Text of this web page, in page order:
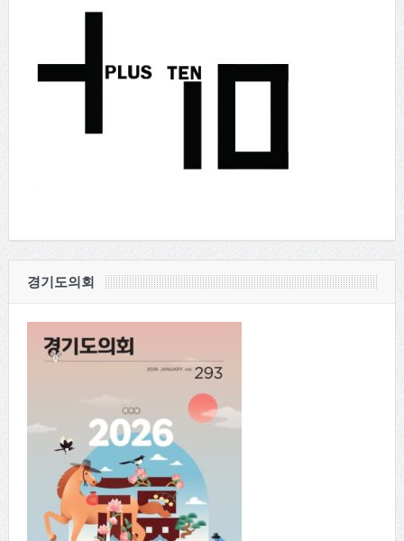
경기도의회